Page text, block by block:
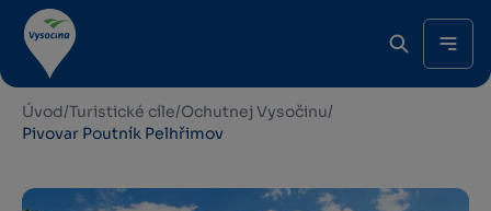
Úvod/Turistické cíle/Ochutnej Vysočinu/
Pivovar Poutník Pelhřimov